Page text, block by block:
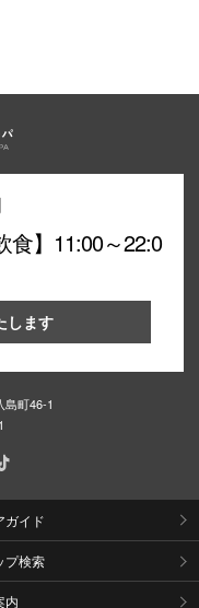
食】11:00～22:0
します
島町46-1
ガイド
プ検索
内